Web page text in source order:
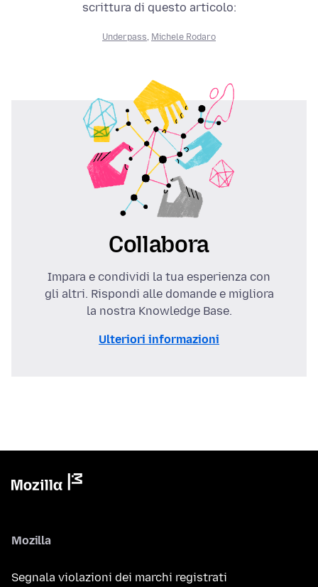
scrittura di questo articolo:
Underpass, Michele Rodaro
Collabora
Impara e condividi la tua esperienza con
gli altri. Rispondi alle domande e migliora
la nostra Knowledge Base.
Ulteriori informazioni
Mozilla
Segnala violazioni dei marchi registrati